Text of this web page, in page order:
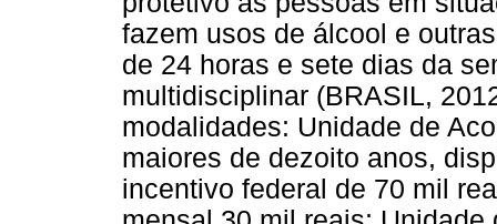
fazem usos de álcool e
de 24 horas e sete dias da
multidisciplinar (BRASIL,
modalidades: Unidade de
maiores de dezoito anos,
incentivo federal de 70 mil